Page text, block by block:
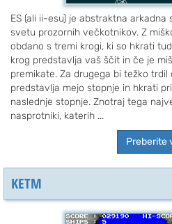
ES (ali ii-esu) je abstraktna
svetu prozornih večkotnikov. Z
obdano s tremi krogi, ki so hkrati
krog predstavlja vaš ščit in če je
premikate. Za drugega bi težko trdil
predstavlja mejo stopnje in hkrati
naslednje stopnje. Znotraj tega
nasprotniki, katerih ...
Preberite
KETM